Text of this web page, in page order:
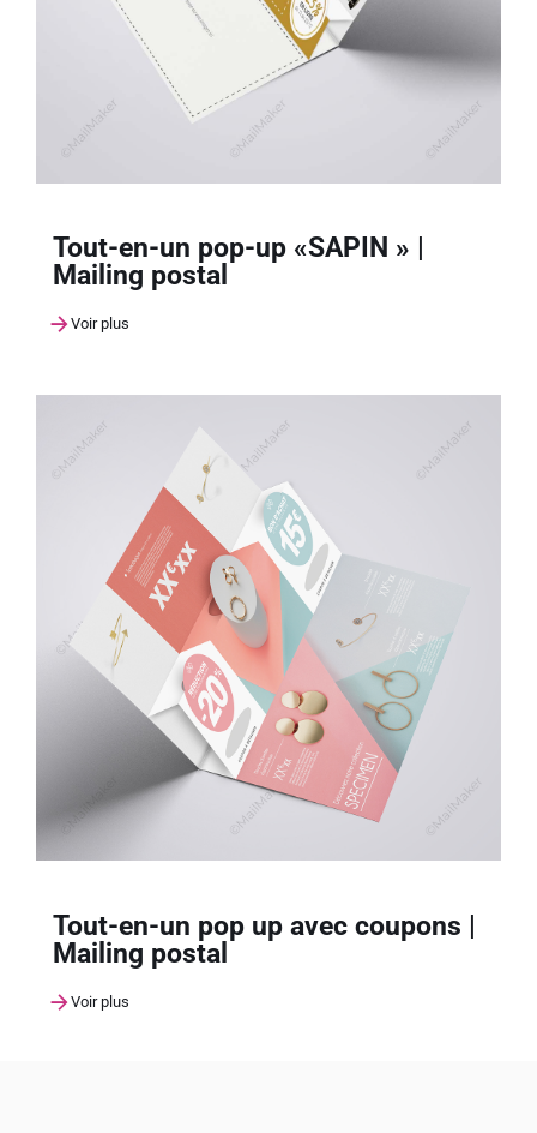
Tout-en-un pop-up «SAPIN » |
Mailing postal
Voir plus
Tout-en-un pop up avec coupons |
Mailing postal
Voir plus